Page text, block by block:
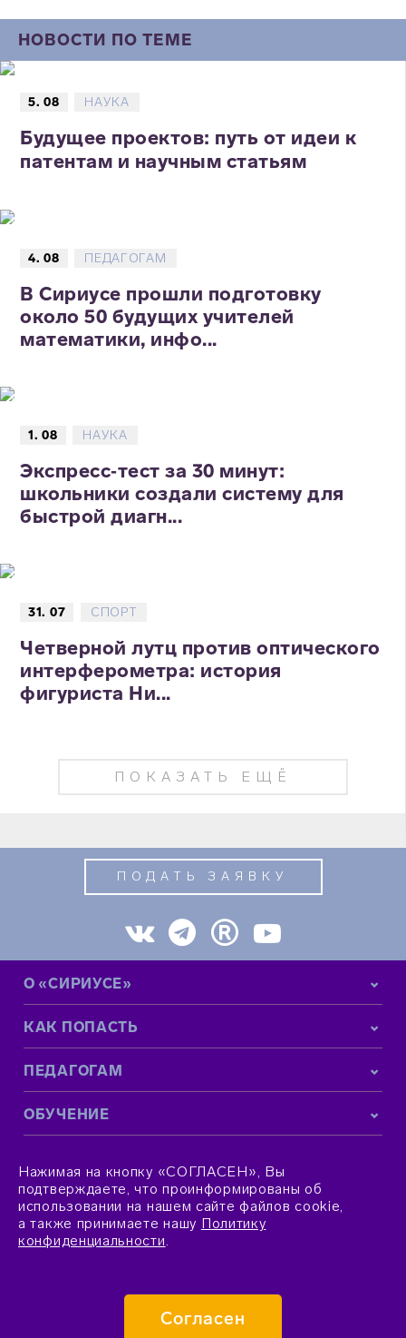
НОВОСТИ ПО ТЕМЕ
5. 08 НАУКА
Будущее проектов: путь от идеи к
патентам и научным статьям
4. 08 ПЕДАГОГАМ
В Сириусе прошли подготовку
около 50 будущих учителей
математики, инфо...
1. 08 НАУКА
Экспресс‑тест за 30 минут:
школьники создали систему для
быстрой диагн...
31. 07 СПОРТ
Четверной лутц против оптического
интерферометра: история
фигуриста Ни...
ПОКАЗАТЬ ЕЩЁ
ПОДАТЬ ЗАЯВКУ
О «СИРИУСЕ»
КАК ПОПАСТЬ
ПЕДАГОГАМ
ОБУЧЕНИЕ
Нажимая на кнопку «СОГЛАСЕН», Вы
подтверждаете, что проинформированы об
использовании на нашем сайте файлов cookie,
а также принимаете нашу Политику
конфиденциальности.
Согласен